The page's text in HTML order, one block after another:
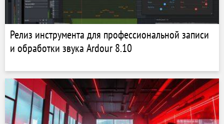
Релиз инструмента для профессиональной записи
и обработки звука Ardour 8.10